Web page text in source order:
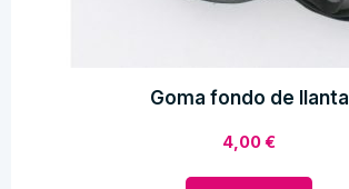
Goma fondo de llanta
4,00€